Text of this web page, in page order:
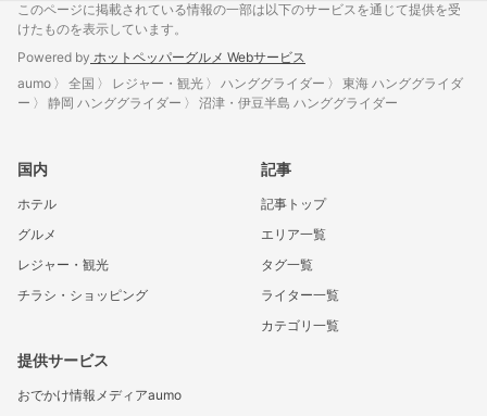
このページに掲載されている情報の一部は以下のサービスを通じて提供を受
けたものを表示しています。
Powered by ホットペッパーグルメ Webサービス
aumo
全国 レジャー・観光 ハンググライダー
東海 ハンググライダ
ー
静岡 ハンググライダー 沼津・伊豆半島 ハンググライダー
国内
ホテル
グルメ
レジャー・観光
チラシ・ショッピング
記事
記事トップ
エリア一覧
タグ一覧
ライター一覧
カテゴリ一覧
提供サービス
おでかけ情報メディアaumo